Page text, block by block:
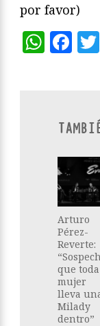
por favor)
Arturo
Pérez-
Reverte:
que toda
mujer
lleva
Milady
dentro”